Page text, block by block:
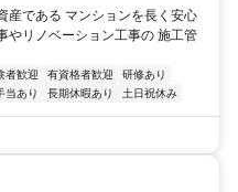
産である マンションを長く安心
やリノベーション工事の 施工管
者歓迎 有資格者歓迎
研修あり
当あり 長期休暇あり 土日祝休み